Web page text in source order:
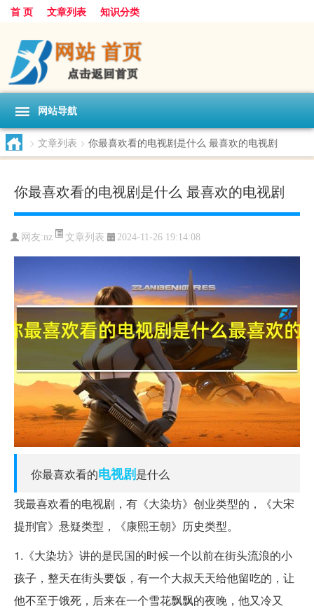
首 页 文章列表 知识分类
网站导航
> 文章列表 > 你最喜欢看的电视剧是什么 最喜欢的电视剧
你最喜欢看的电视剧是什么 最喜欢的电视剧
网友:nz 文章列表 2024-11-26 19:14:08
你最喜欢看的电视剧是什么
我最喜欢看的电视剧，有《大染坊》创业类型的，《大宋
提刑官》悬疑类型，《康熙王朝》历史类型。
1.《大染坊》讲的是民国的时候一个以前在街头流浪的小
孩子，整天在街头要饭，有一个大叔天天给他留吃的，让
他不至于饿死，后来在一个雪花飘飘的夜晚，他又冷又